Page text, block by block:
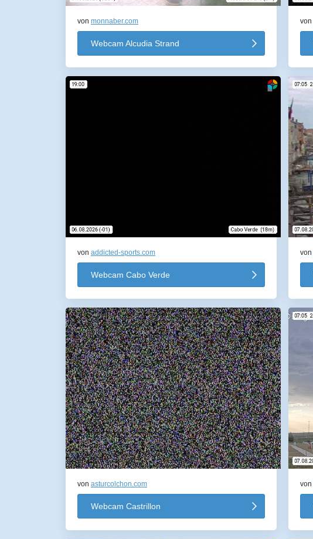
von monnaber.com
Webcam Alcudia Strand
von
von addicted-sports.com
Webcam Cabo Verde
von
von asturcolchon.com
Webcam Castrillon
von